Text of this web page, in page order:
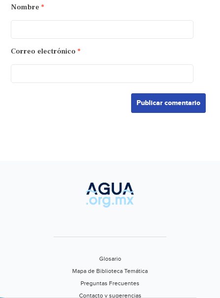
Nombre *
Correo electrónico *
Glosario
Mapa de Biblioteca Temática
Preguntas Frecuentes
Contacto y sugerencias